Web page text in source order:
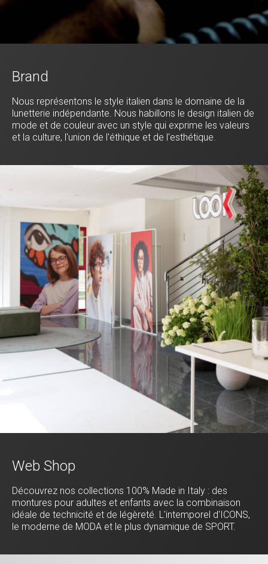
Brand
Nous représentons le style italien dans le domaine de la
lunetterie indépendante. Nous habillons le design italien de
mode et de couleur avec un style qui exprime les valeurs
et la culture, l'union de l'éthique et de l'esthétique.
Web Shop
Découvrez nos collections 100% Made in Italy : des
montures pour adultes et enfants avec la combinaison
idéale de technicité et de légèreté. L'intemporel d'ICONS,
le moderne de MODA et le plus dynamique de SPORT.